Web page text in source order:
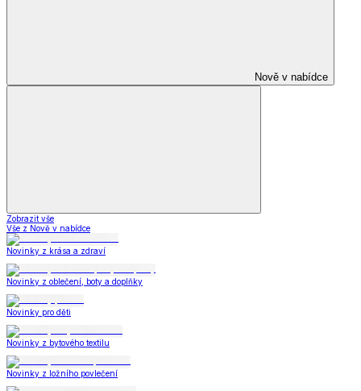
Nově v nabídce
Zobrazit vše
Vše z Nově v nabídce
Novinky z krása a zdraví
Novinky z oblečení, boty a doplňky
Novinky pro děti
Novinky z bytového textilu
Novinky z ložního povlečení